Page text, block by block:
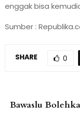
enggak bisa
Sumber :
SHARE 0
Bawaslu